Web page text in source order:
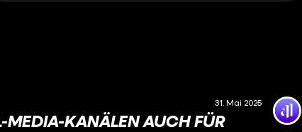
31. Mai 2025
MEDIA-KANÄLEN AUCH FÜR